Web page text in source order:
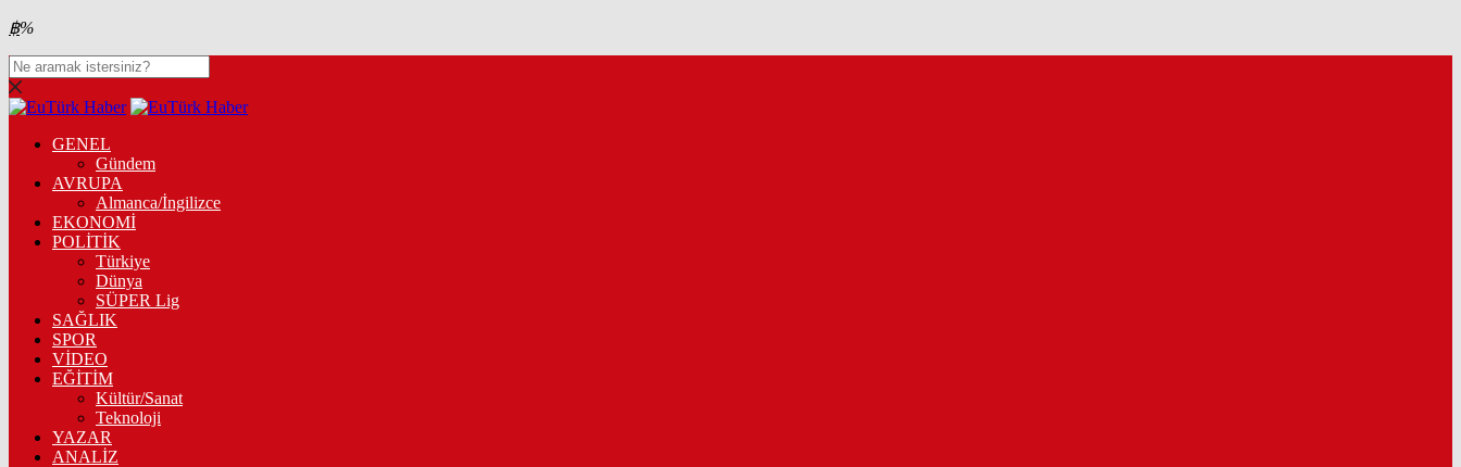
฿%
GENEL
Gündem
AVRUPA
Almanca/İngilizce
EKONOMİ
POLİTİK
Türkiye
Dünya
SÜPER Lig
SAĞLIK
SPOR
VİDEO
EĞİTİM
Kültür/Sanat
Teknoloji
YAZAR
ANALİZ